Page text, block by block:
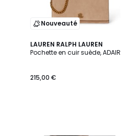
Nouveauté
LAUREN RALPH LAUREN
Pochette en cuir suède, ADAIR
215,00 €